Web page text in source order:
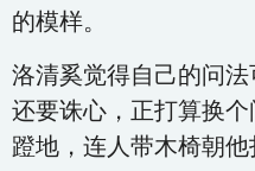
的模样。
洛清奚觉得自己的问
还要诛心，正打算换
蹬地，连人带木椅朝他